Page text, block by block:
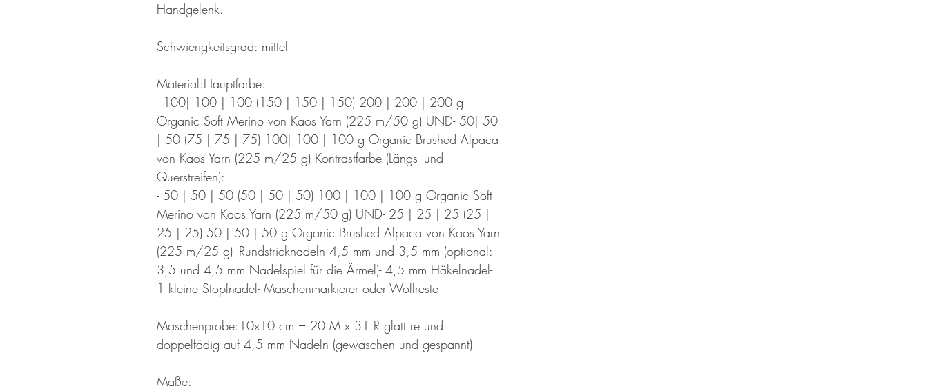
Handgelenk.
Schwierigkeitsgrad: mittel
Material:Hauptfarbe:
- 100| 100 | 100 (150 | 150 | 150) 200 | 200 | 200 g
Organic Soft Merino von Kaos Yarn (225 m/50 g) UND- 50| 50
| 50 (75 | 75 | 75) 100| 100 | 100 g Organic Brushed Alpaca
von Kaos Yarn (225 m/25 g) Kontrastfarbe (Längs- und
Querstreifen):
- 50 | 50 | 50 (50 | 50 | 50) 100 | 100 | 100 g Organic Soft
Merino von Kaos Yarn (225 m/50 g) UND- 25 | 25 | 25 (25 |
25 | 25) 50 | 50 | 50 g Organic Brushed Alpaca von Kaos Yarn
(225 m/25 g)- Rundstricknadeln 4,5 mm und 3,5 mm (optional:
3,5 und 4,5 mm Nadelspiel für die Ärmel)- 4,5 mm Häkelnadel-
1 kleine Stopfnadel- Maschenmarkierer oder Wollreste
Maschenprobe:10x10 cm = 20 M x 31 R glatt re und
doppelfädig auf 4,5 mm Nadeln (gewaschen und gespannt)
Maße: